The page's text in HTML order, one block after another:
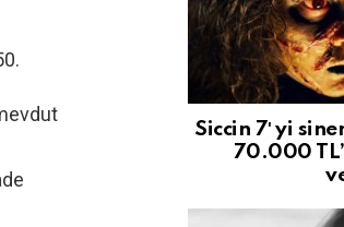
Siccin 7′ yi
70.000